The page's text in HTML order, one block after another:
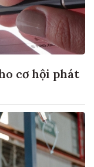
cơ hội phát